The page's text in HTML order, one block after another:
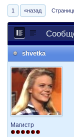
1 «назад
shvetka
Магистр